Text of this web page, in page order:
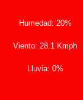
Humedad: 20%
Viento: 28.1 Kmph
Lluvia: 0%